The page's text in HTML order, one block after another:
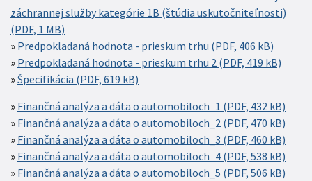
záchrannej služby kategórie 1B (štúdia uskutočniteľnosti)
(PDF, 1 MB)
Predpokladaná hodnota - prieskum trhu (PDF, 406 kB)
Predpokladaná hodnota - prieskum trhu 2 (PDF, 419 kB)
Špecifikácia (PDF, 619 kB)
Finančná analýza a dáta o automobiloch_1 (PDF, 432 kB)
Finančná analýza a dáta o automobiloch_2 (PDF, 470 kB)
Finančná analýza a dáta o automobiloch_3 (PDF, 460 kB)
Finančná analýza a dáta o automobiloch_4 (PDF, 538 kB)
Finančná analýza a dáta o automobiloch_5 (PDF, 506 kB)